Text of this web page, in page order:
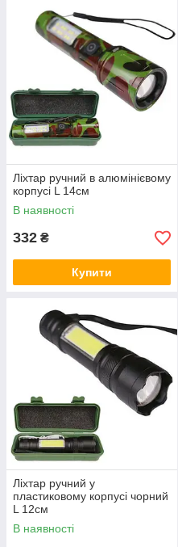
Ліхтар ручний в алюмінієвому
корпусі L 14см
В наявності
332 ₴
Купити
Ліхтар ручний у
пластиковому корпусі чорний
L 12см
В наявності